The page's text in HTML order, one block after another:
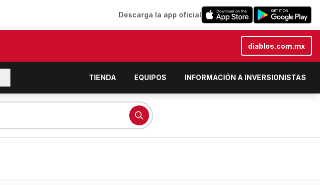
Descarga la app oficial
diablos.com.mx
TIENDA EQUIPOS INFORMACIÓN A INVERSIONISTAS